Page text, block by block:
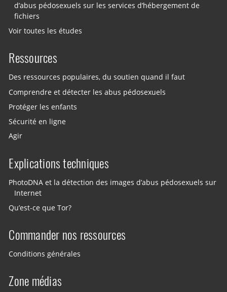
d’abus pédosexuels sur les services d’hébergement de
fichiers
Voir toutes les études
Ressources
Des ressources populaires, du soutien quand il faut
Comprendre et détecter les abus pédosexuels
Protéger les enfants
Sécurité en ligne
Agir
Explications techniques
PhotoDNA et la détection des images d’abus pédosexuels sur
Internet
Qu’est-ce que Tor?
Commander nos ressources
Conditions générales
Zone médias